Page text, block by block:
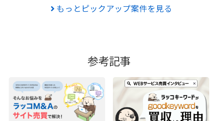
もっとピックアップ案件を見る
参考記事